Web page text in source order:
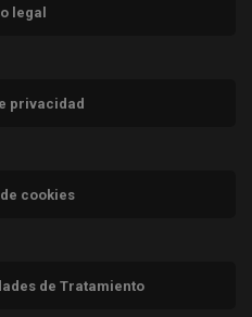
legal
privacidad
cookies
de Tratamiento